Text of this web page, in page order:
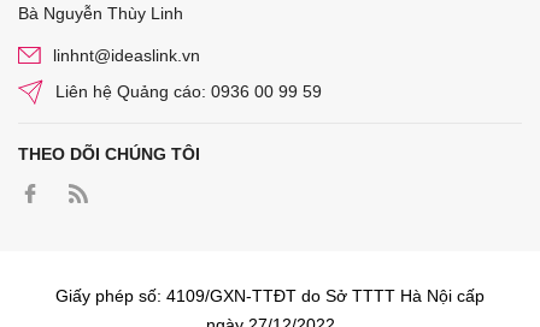
Bà Nguyễn Thùy Linh
linhnt@ideaslink.vn
Liên hệ Quảng cáo: 0936 00 99 59
THEO DÕI CHÚNG TÔI
Giấy phép số: 4109/GXN-TTĐT do Sở TTTT Hà Nội cấp